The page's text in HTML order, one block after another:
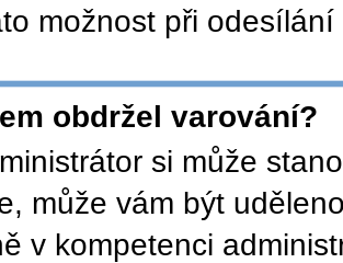
možnost při
obdržel varování?
si může
může vám být
v kompetenci